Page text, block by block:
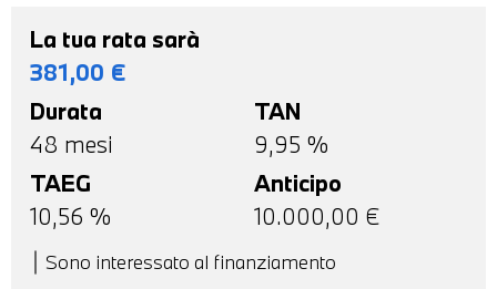
La tua rata sarà
381,00 €
Durata
48 mesi
TAN
9,95 %
TAEG
10,56 %
Anticipo
10.000,00 €
Sono interessato al finanziamento